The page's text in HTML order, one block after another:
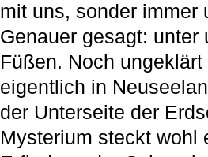
mit uns, sonder immer
Genauer gesagt: unter
Füßen. Noch
eigentlich in
der Unterseite der
Mysterium steckt